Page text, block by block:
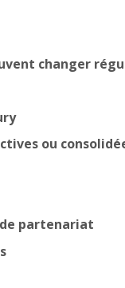
changer
ou
partenariat